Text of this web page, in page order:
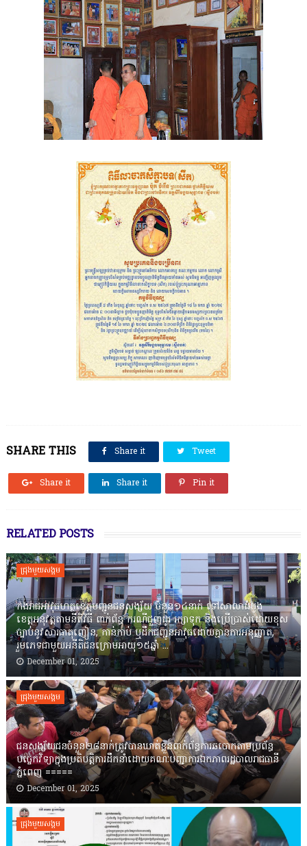
SHARE THIS Share it Tweet
Share it Share it Pin it
RELATED POSTS
ជ្រុងមួយសង្គម
កងរាជឣាវុធហត្ថខេត្តបញ្ជូនជនសង្ស័យ ចំនួន១៤នាក់ ទៅសាលាដំបូង
ខេត្តឣនុវត្តតាមនីតិវិធី ពាក់ព័ន្ធ ករណីជួញដូរ រក្សាទុក និងប្រើប្រាស់ដោយខុស
ច្បាប់នូវសារធាតុញៀន, កាន់កាប់ ឬដឹកជញ្ជូនអាវុធដោយគ្មានការអនុញ្ញាត,
រួមភេទជាមួយអនីតិជនក្រោមអាយុ១៥ឆ្នាំ ...
December 01, 2025
ជ្រុងមួយសង្គម
ជនសង្ស័យជនចំនួន២៨នាក់ត្រូវបានឃាត់ខ្លួនពាក់ព័ន្ធការឆបោកតាមប្រព័ន្ធ
បច្ចេកវិទ្យាក្នុងប្រតិបត្តិការដឹកនាំដោយគណៈបញ្ជាការឯកភាពរដ្ឋបាលរាជធានី
ភ្នំពេញ ‎=====
December 01, 2025
ជ្រុងមួយសង្គម